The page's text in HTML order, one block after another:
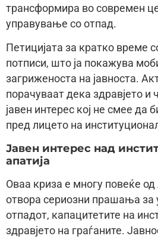
трансформира во современ
управување со отпад.
Петицијата за кратко време
потписи, што ја покажува
загриженоста на јавноста.
порачуваат дека здравјето и
јавен интерес кој не смее да
пред лицето на
Јавен интерес над
апатија
Оваа криза е многу повеќе
отвора сериозни прашања за
отпадот, капацитетите на
здравјето на граѓаните.